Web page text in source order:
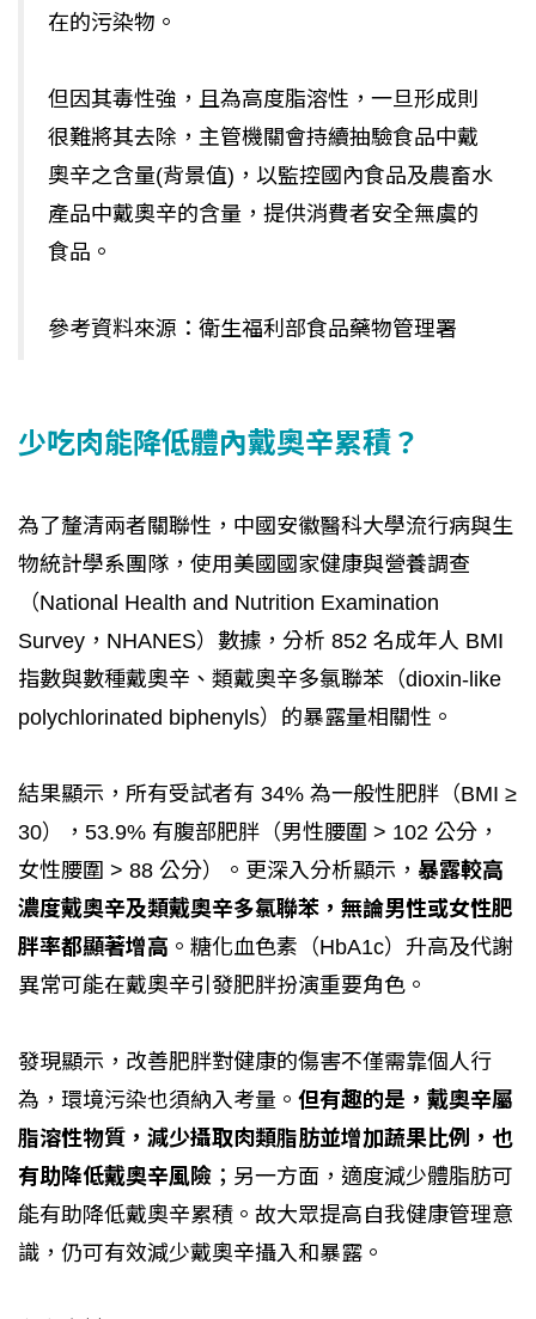
在的污染物。
但因其毒性強，且為高度脂溶性，一旦形成則
很難將其去除，主管機關會持續抽驗食品中戴
奧辛之含量(背景值)，以監控國內食品及農畜水
產品中戴奧辛的含量，提供消費者安全無虞的
食品。
參考資料來源：衛生福利部食品藥物管理署
少吃肉能降低體內戴奧辛累積？
為了釐清兩者關聯性，中國安徽醫科大學流行病與生
物統計學系團隊，使用美國國家健康與營養調查
（National Health and Nutrition Examination
Survey，NHANES）數據，分析 852 名成年人 BMI
指數與數種戴奧辛、類戴奧辛多氯聯苯（dioxin-like
polychlorinated biphenyls）的暴露量相關性。
結果顯示，所有受試者有 34% 為一般性肥胖（BMI ≥
30），53.9% 有腹部肥胖（男性腰圍 > 102 公分，
女性腰圍 > 88 公分）。更深入分析顯示， 暴露較高
濃度戴奧辛及類戴奧辛多氯聯苯，無論男性或女性肥
胖率都顯著增高 。糖化血色素（HbA1c）升高及代謝
異常可能在戴奧辛引發肥胖扮演重要角色。
發現顯示，改善肥胖對健康的傷害不僅需靠個人行
為，環境污染也須納入考量。 但有趣的是，戴奧辛屬
脂溶性物質，減少攝取肉類脂肪並增加蔬果比例，也
有助降低戴奧辛風險 ；另一方面，適度減少體脂肪可
能有助降低戴奧辛累積。故大眾提高自我健康管理意
識，仍可有效減少戴奧辛攝入和暴露。